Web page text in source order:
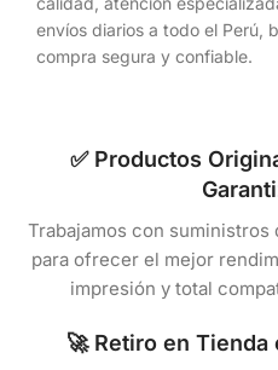
envíos diarios a todo el Perú,
compra segura y confiable.
✅ Productos
Trabajamos con suministros
para ofrecer el mejor
impresión y total
🚀 Retiro en Tienda